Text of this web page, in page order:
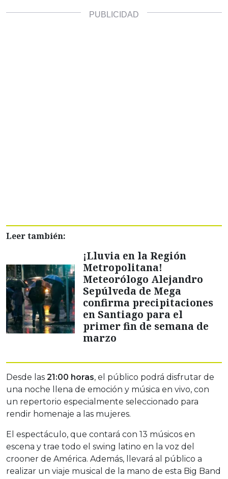
Leer también:
¡Lluvia en la Región
Metropolitana!
Meteorólogo Alejandro
Sepúlveda de Mega
confirma precipitaciones
en Santiago para el
primer fin de semana de
marzo
Desde las 21:00 horas, el público podrá disfrutar de
una noche llena de emoción y música en vivo, con
un repertorio especialmente seleccionado para
rendir homenaje a las mujeres.
El espectáculo, que contará con 13 músicos en
escena y trae todo el swing latino en la voz del
crooner de América. Además, llevará al público a
realizar un viaje musical de la mano de esta Big Band